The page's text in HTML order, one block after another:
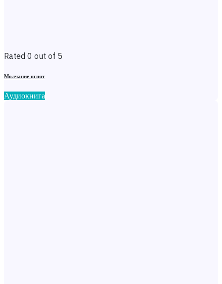
Rated 0 out of 5
Молчание ягнят
Аудиокнига